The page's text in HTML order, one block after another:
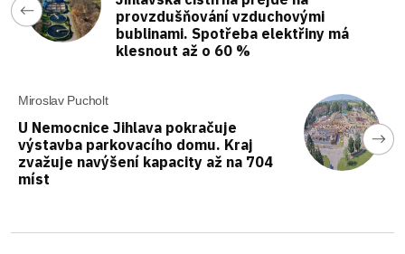
provzdušňování vzduchovými
bublinami. Spotřeba elektřiny má
klesnout až o 60 %
Miroslav Pucholt
U Nemocnice Jihlava pokračuje
výstavba parkovacího domu. Kraj
zvažuje navýšení kapacity až na 704
míst